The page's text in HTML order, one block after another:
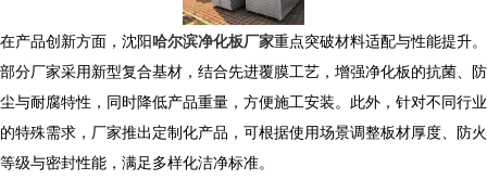
​ 在产品创新方面，沈阳哈尔滨净化板厂家重点突破材料适配与性能提升。
部分厂家采用新型复合基材，结合先进覆膜工艺，增强净化板的抗菌、防
尘与耐腐特性，同时降低产品重量，方便施工安装。此外，针对不同行业
的特殊需求，厂家推出定制化产品，可根据使用场景调整板材厚度、防火
等级与密封性能，满足多样化洁净标准。